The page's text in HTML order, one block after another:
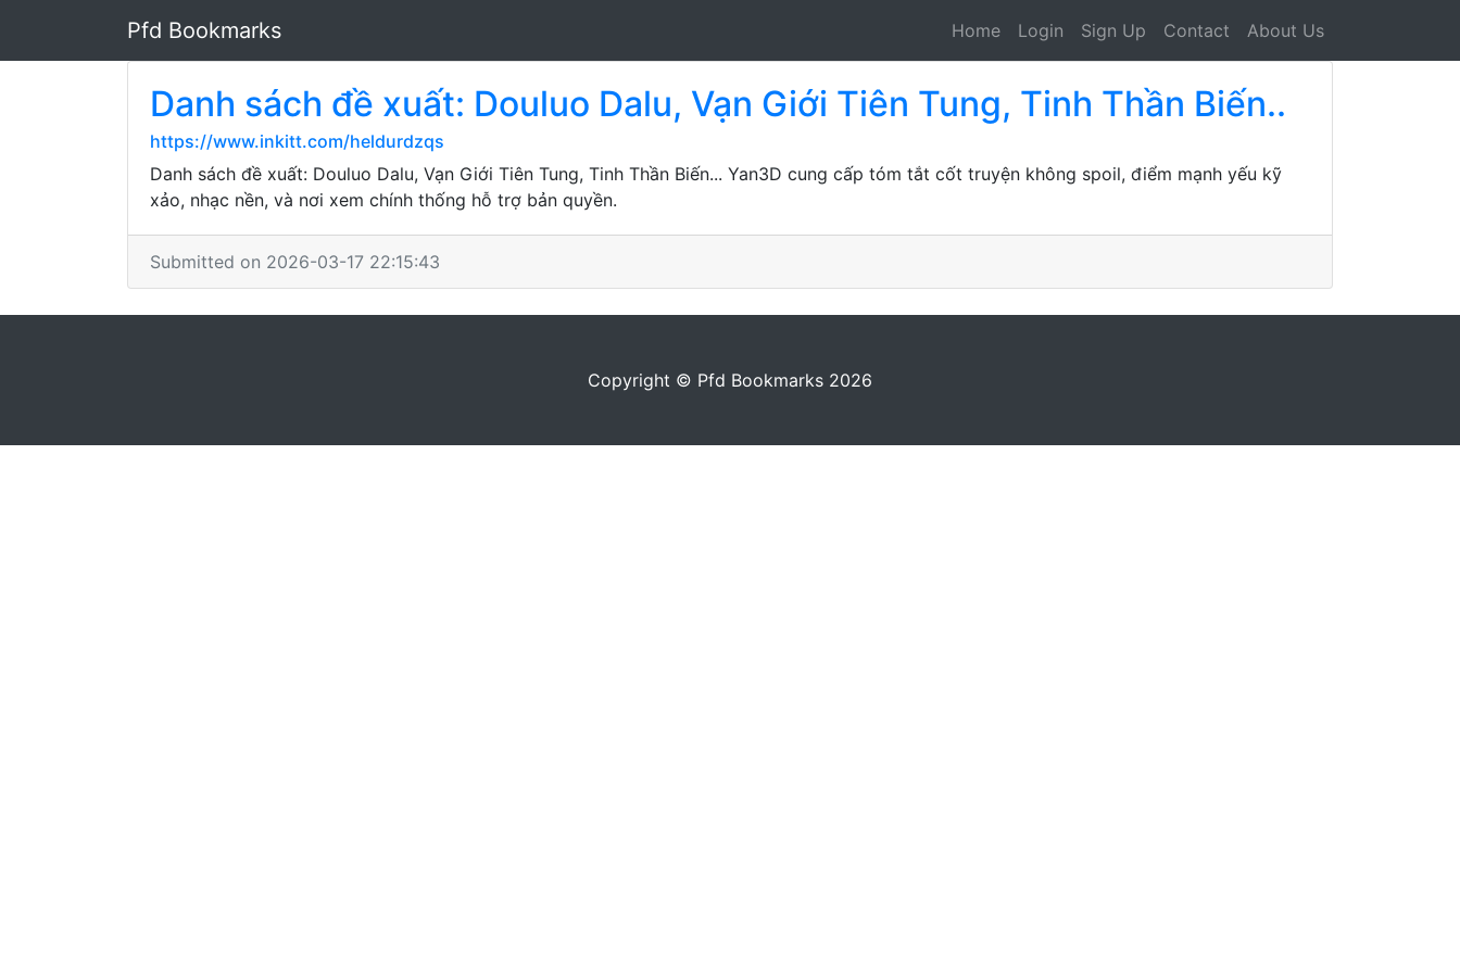
Pfd Bookmarks Home Login Sign Up Contact About Us
Danh sách đề xuất: Douluo Dalu, Vạn Giới Tiên Tung, Tinh Thần Biến..
https://www.inkitt.com/heldurdzqs
Danh sách đề xuất: Douluo Dalu, Vạn Giới Tiên Tung, Tinh Thần Biến... Yan3D cung cấp tóm tắt cốt truyện không spoil, điểm mạnh yếu kỹ
xảo, nhạc nền, và nơi xem chính thống hỗ trợ bản quyền.
Submitted on 2026-03-17 22:15:43
Copyright © Pfd Bookmarks 2026